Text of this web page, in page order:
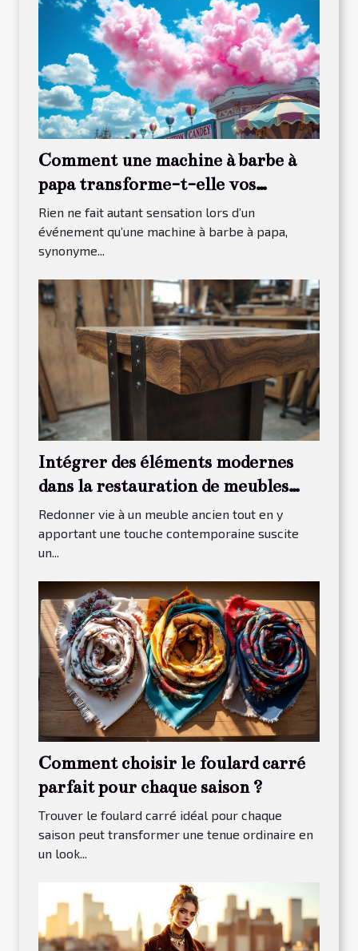
Comment une machine à barbe à
papa transforme-t-elle vos
événements ?
Rien ne fait autant sensation lors d’un
événement qu’une machine à barbe à papa,
synonyme...
Intégrer des éléments modernes
dans la restauration de meubles
traditionnels
Redonner vie à un meuble ancien tout en y
apportant une touche contemporaine suscite
un...
Comment choisir le foulard carré
parfait pour chaque saison ?
Trouver le foulard carré idéal pour chaque
saison peut transformer une tenue ordinaire en
un look...